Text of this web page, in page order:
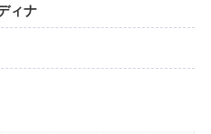
ィナ